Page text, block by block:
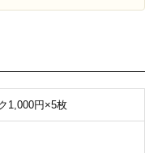
1,000円×5枚